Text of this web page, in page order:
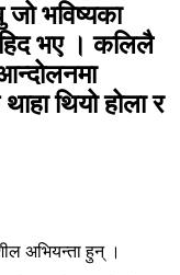
भविष्यका
भए । कलिलै
थियो होला र
अभियन्ता हुन् ।